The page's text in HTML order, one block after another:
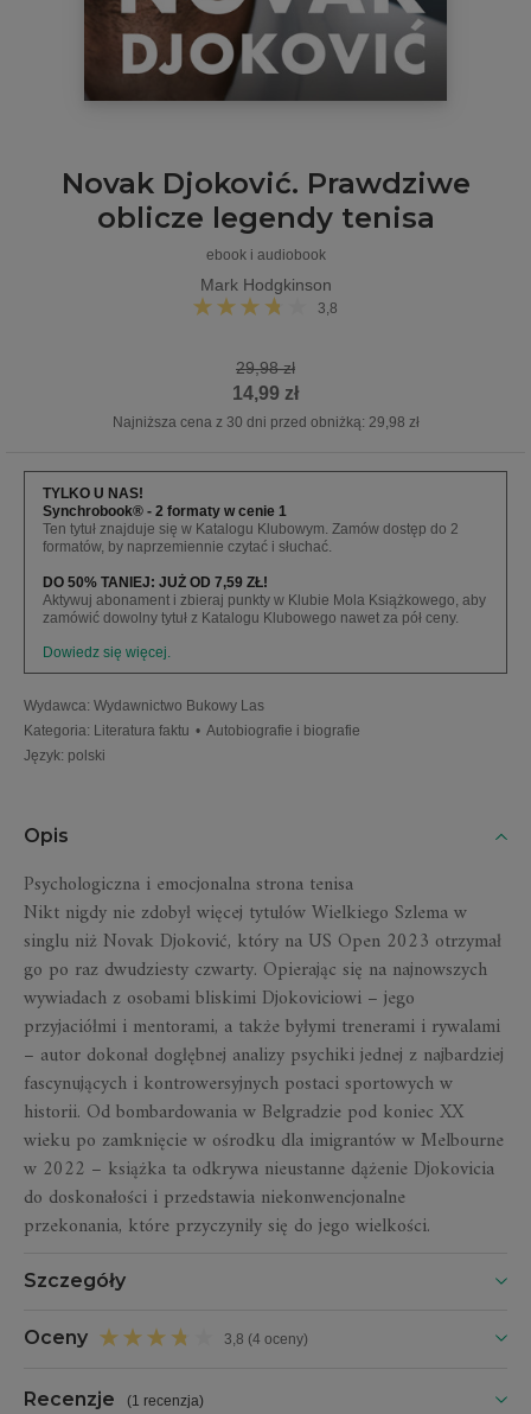
Novak Djoković. Prawdziwe
oblicze legendy tenisa
ebook i audiobook
Mark Hodgkinson
3,8
29,98 zł
14,99 zł
Najniższa cena z 30 dni przed obniżką: 29,98 zł
TYLKO U NAS!
Synchrobook® - 2 formaty w cenie 1
Ten tytuł znajduje się w Katalogu Klubowym. Zamów dostęp do 2
formatów, by naprzemiennie czytać i słuchać.
DO 50% TANIEJ: JUŻ OD 7,59 ZŁ!
Aktywuj abonament i zbieraj punkty w Klubie Mola Książkowego, aby
zamówić dowolny tytuł z Katalogu Klubowego nawet za pół ceny.
Dowiedz się więcej.
Wydawca: Wydawnictwo Bukowy Las
Kategoria: Literatura faktu • Autobiografie i biografie
Język: polski
Opis
Psychologiczna i emocjonalna strona tenisa
Nikt nigdy nie zdobył więcej tytułów Wielkiego Szlema w
singlu niż Novak Djoković, który na US Open 2023 otrzymał
go po raz dwudziesty czwarty. Opierając się na najnowszych
wywiadach z osobami bliskimi Djokoviciowi – jego
przyjaciółmi i mentorami, a także byłymi trenerami i rywalami
– autor dokonał dogłębnej analizy psychiki jednej z najbardziej
fascynujących i kontrowersyjnych postaci sportowych w
historii. Od bombardowania w Belgradzie pod koniec XX
wieku po zamknięcie w ośrodku dla imigrantów w Melbourne
w 2022 – książka ta odkrywa nieustanne dążenie Djokovicia
do doskonałości i przedstawia niekonwencjonalne
przekonania, które przyczyniły się do jego wielkości.
Szczegóły
Oceny 3,8 (4 oceny)
Recenzje (1 recenzja)